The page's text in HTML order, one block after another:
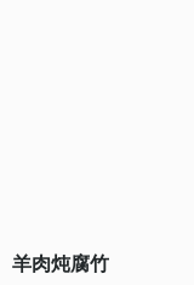
羊肉炖腐竹